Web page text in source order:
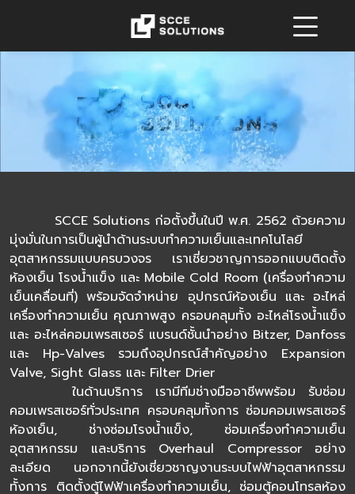
SCCE Solutions ก่อตั้งขึ้นในปี พ.ศ. 2562 ด้วยความ
มุ่งมั่นในการเป็นผู้นำด้านระบบทำความเย็นและเทคโนโลยี
อุตสาหกรรมแบบครบวงจร เราเชี่ยวชาญการออกแบบติดตั้ง
ห้องเย็น โรงน้ำแข็ง และ Mobile Cold Room (เครื่องทำความ
เย็นเคลื่อนที่) พร้อมจัดจำหน่าย อุปกรณ์ห้องเย็น และ อะไหล่
เครื่องทำความเย็น คุณภาพสูง ครอบคลุมทั้ง อะไหล่โรงน้ำแข็ง
และ อะไหล่คอมเพรสเซอร์ แบรนด์ชั้นนำอย่าง Bitzer, Danfoss
และ Hp-Valves รวมถึงอุปกรณ์สำคัญอย่าง Expansion
Valve, Sight Glass และ Filter Drier
ในด้านบริการ เรามีทีมช่างมืออาชีพพร้อม รับซ่อม
คอมเพรสเซอร์ทั่วประเทศ ครอบคลุมทั้งการ ซ่อมคอมเพรสเซอร์
ห้องเย็น, ช่างซ่อมโรงน้ำแข็ง, ซ่อมเครื่องทำความเย็น
อุตสาหกรรม และบริการ Overhaul Compressor อย่าง
ละเอียด นอกจากนี้ยังเชี่ยวชาญงานระบบไฟฟ้าอุตสาหกรรม
ทั้งการ ติดตั้งตู้ไฟฟ้าเครื่องทำความเย็น, ซ่อมตู้คอนโทรลห้อง